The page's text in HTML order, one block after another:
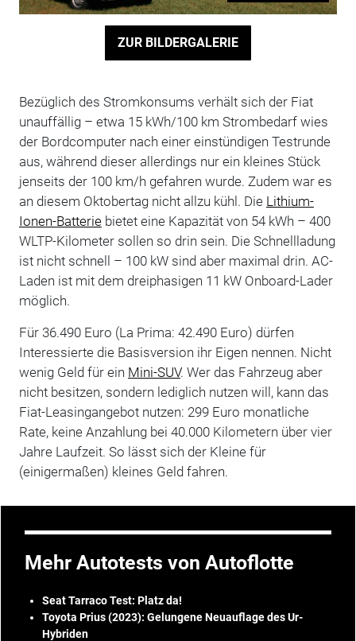
ZUR BILDERGALERIE
Bezüglich des Stromkonsums verhält sich der Fiat
unauffällig – etwa 15 kWh/100 km Strombedarf wies
der Bordcomputer nach einer einstündigen Testrunde
aus, während dieser allerdings nur ein kleines Stück
jenseits der 100 km/h gefahren wurde. Zudem war es
an diesem Oktobertag nicht allzu kühl. Die Lithium-
Ionen-Batteriebietet eine Kapazität von 54 kWh – 400
WLTP-Kilometer sollen so drin sein. Die Schnellladung
ist nicht schnell – 100 kW sind aber maximal drin. AC-
Laden ist mit dem dreiphasigen 11 kW Onboard-Lader
möglich.
Für 36.490 Euro (La Prima: 42.490 Euro) dürfen
Interessierte die Basisversion ihr Eigen nennen. Nicht
wenig Geld für ein Mini-SUV. Wer das Fahrzeug aber
nicht besitzen, sondern lediglich nutzen will, kann das
Fiat-Leasingangebot nutzen: 299 Euro monatliche
Rate, keine Anzahlung bei 40.000 Kilometern über vier
Jahre Laufzeit. So lässt sich der Kleine für
(einigermaßen) kleines Geld fahren.
Mehr Autotests von Autoflotte
Seat Tarraco Test: Platz da!
Toyota Prius (2023): Gelungene Neuauflage des Ur-
Hybriden